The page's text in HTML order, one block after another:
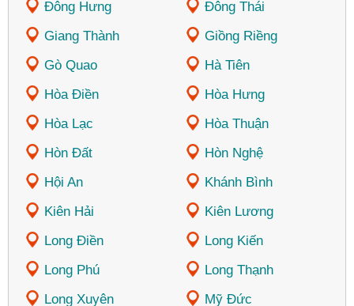
Đông Hưng
Đông Thái
Giang Thành
Giồng Riềng
Gò Quao
Hà Tiên
Hòa Điền
Hòa Hưng
Hòa Lạc
Hòa Thuận
Hòn Đất
Hòn Nghệ
Hội An
Khánh Bình
Kiên Hải
Kiên Lương
Long Điền
Long Kiến
Long Phú
Long Thạnh
Long Xuyên
Mỹ Đức